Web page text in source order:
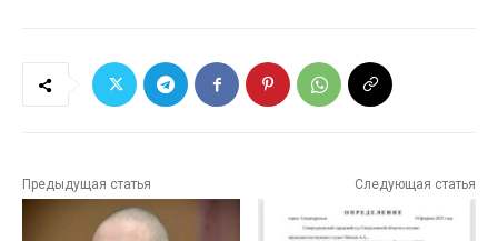
Предыдущая статья Следующая статья